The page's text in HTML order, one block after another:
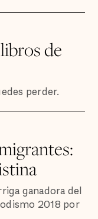
de
perder.
ganadora del
2018 por